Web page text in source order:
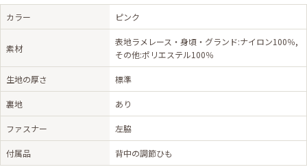
カラー ピンク
素材
表地ラメレース・身頃・グランド:ナイロン100％,
その他:ポリエステル100％
生地の厚さ 標準
裏地 あり
ファスナー 左脇
付属品 背中の調節ひも